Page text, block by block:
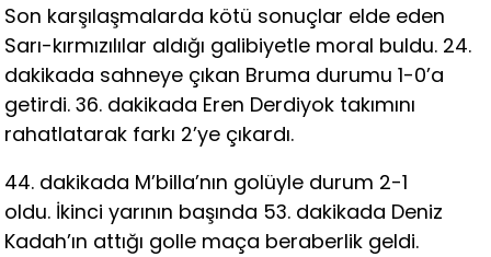
Son karşılaşmalarda kötü sonuçlar elde eden
Sarı-kırmızılılar aldığı galibiyetle moral buldu. 24.
dakikada sahneye çıkan Bruma durumu 1-0’a
getirdi. 36. dakikada Eren Derdiyok takımını
rahatlatarak farkı 2’ye çıkardı.
44. dakikada M’billa’nın golüyle durum 2-1
oldu. İkinci yarının başında 53. dakikada Deniz
Kadah’ın attığı golle maça beraberlik geldi.